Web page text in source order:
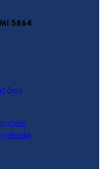
5864